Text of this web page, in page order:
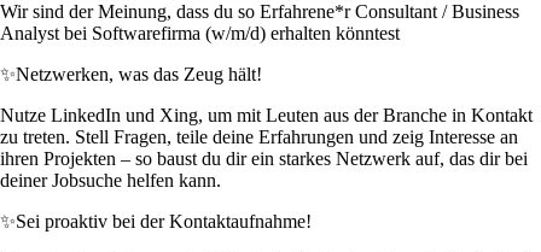
Wir sind der Meinung, dass du so Erfahrene*r Consultant / Business
Analyst bei Softwarefirma (w/m/d) erhalten könntest
✨Netzwerken, was das Zeug hält!
Nutze LinkedIn und Xing, um mit Leuten aus der Branche in Kontakt
zu treten. Stell Fragen, teile deine Erfahrungen und zeig Interesse an
ihren Projekten – so baust du dir ein starkes Netzwerk auf, das dir bei
deiner Jobsuche helfen kann.
✨Sei proaktiv bei der Kontaktaufnahme!